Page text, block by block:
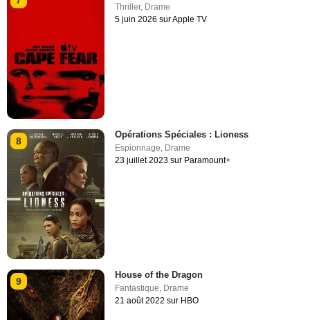
Thriller, Drame
5 juin 2026 sur Apple TV
8
Opérations Spéciales : Lioness
Espionnage Drame
23 juillet 2023 sur Paramount+
9
House of the Dragon
Fantastique, Drame
21 août 2022 sur HBO